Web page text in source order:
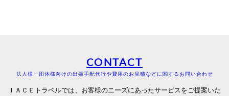
CONTACT
法人様・団体様向けの出張手配代行や費用のお見積などに関するお問い合わせ
ＩＡＣＥトラベルでは、お客様のニーズにあったサービスをご提案いた